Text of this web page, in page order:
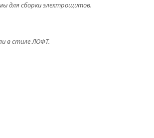
сборки электрощитов.
в стиле ЛОФТ.